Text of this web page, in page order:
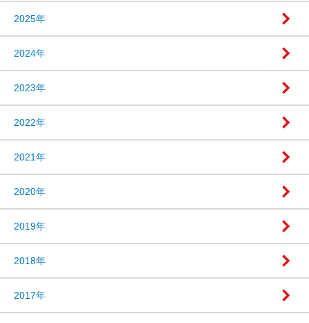
2025年
2024年
2023年
2022年
2021年
2020年
2019年
2018年
2017年